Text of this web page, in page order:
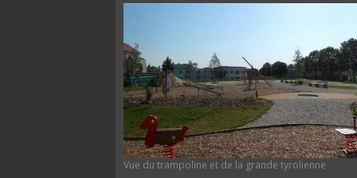
Vue du trampoline et de la grande tyrolienne